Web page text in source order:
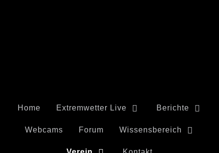
Home Extremwetter Live Berichte
Webcams Forum Wissensbereich